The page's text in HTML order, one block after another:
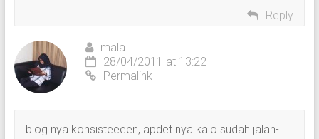
Reply
mala
28/04/2011 at 13:22
Permalink
blog nya konsisteeeen, apdet nya kalo sudah jalan-